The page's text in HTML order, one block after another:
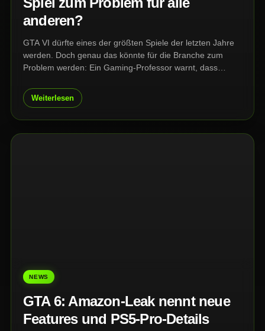
anderen?
GTA VI dürfte eines der größten Spiele der letzten Jahre
werden. Doch genau das könnte für die Branche zum
Problem werden: Ein Gaming-Professor warnt, dass
Geld der Spieler verschlingen könnte, dass für viele
andere Games kaum noch Platz bleibt.
Weiterlesen
NEWS
GTA 6: Amazon-Leak nennt neue
Features und PS5-Pro-Details